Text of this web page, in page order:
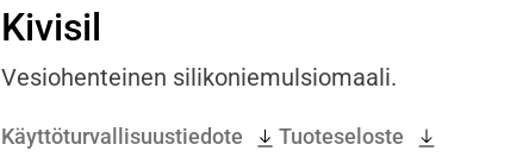
Kivisil
Vesiohenteinen silikoniemulsiomaali.
Käyttöturvallisuustiedote Tuoteseloste